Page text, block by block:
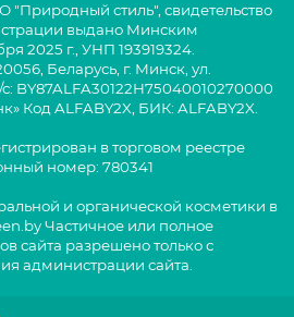
стиль", свидетельство
выдано Минским
2025 г., УНП 193919324.
Беларусь, г. Минск, ул.
с: BY87ALFA30122H75040010270000
Код ALFABY2X, БИК: ALFABY2X.
в торговом реестре
номер: 780341
и органической косметики в
Частичное или полное
сайта разрешено только с
администрации сайта.